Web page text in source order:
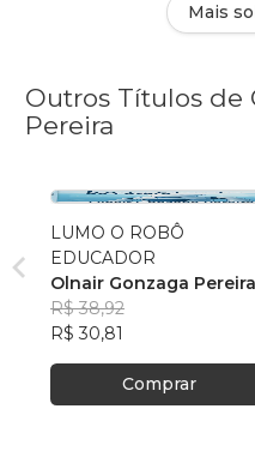
Mais
Outros Títulos de
Pereira
LUMO O ROBÔ
EDUCADOR
Olnair Gonzaga Pereira
R$ 38,92
R$ 30,81
Comprar